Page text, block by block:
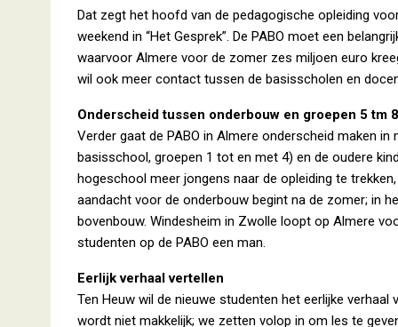
Dat zegt het hoofd van de pedagogische opleiding
weekend in “Het Gesprek”. De PABO moet een
waarvoor Almere voor de zomer zes miljoen euro
wil ook meer contact tussen de basisscholen en
Onderscheid tussen onderbouw en groepen 5 tm 8
Verder gaat de PABO in Almere onderscheid maken
basisschool, groepen 1 tot en met 4) en de oudere
hogeschool meer jongens naar de opleiding te
aandacht voor de onderbouw begint na de zomer; in
bovenbouw. Windesheim in Zwolle loopt op Almere
studenten op de PABO een man.
Eerlijk verhaal vertellen
Ten Heuw wil de nieuwe studenten het eerlijke
wordt niet makkelijk; we zetten volop in om les te